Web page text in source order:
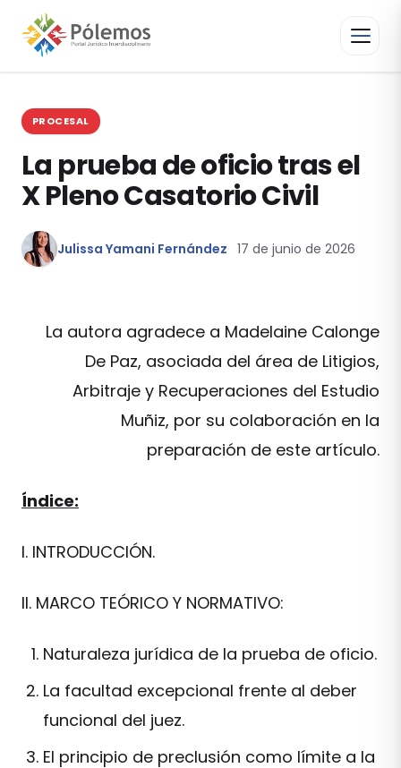
PROCESAL
La prueba de oficio tras el
X Pleno Casatorio Civil
Julissa Yamani Fernández 17 de junio de 2026
La autora agradece a Madelaine Calonge
De Paz, asociada del área de Litigios,
Arbitraje y Recuperaciones del Estudio
Muñiz, por su colaboración en la
preparación de este artículo.
Índice:
I. INTRODUCCIÓN.
II. MARCO TEÓRICO Y NORMATIVO:
Naturaleza jurídica de la prueba de oficio.
La facultad excepcional frente al deber
funcional del juez.
El principio de preclusión como límite a la